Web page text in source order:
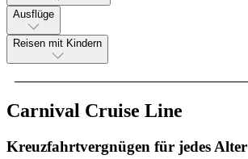
Ausflüge
Reisen mit Kindern
Carnival Cruise Line
Kreuzfahrtvergnügen für jedes Alter